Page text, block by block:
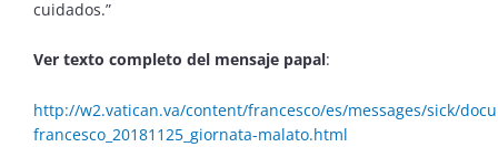
cuidados.”
Ver texto completo del mensaje papal:
http://w2.vatican.va/content/francesco/es/messages/sick/
francesco_20181125_giornata-malato.html